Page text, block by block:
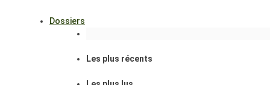
Dossiers
Les plus récents